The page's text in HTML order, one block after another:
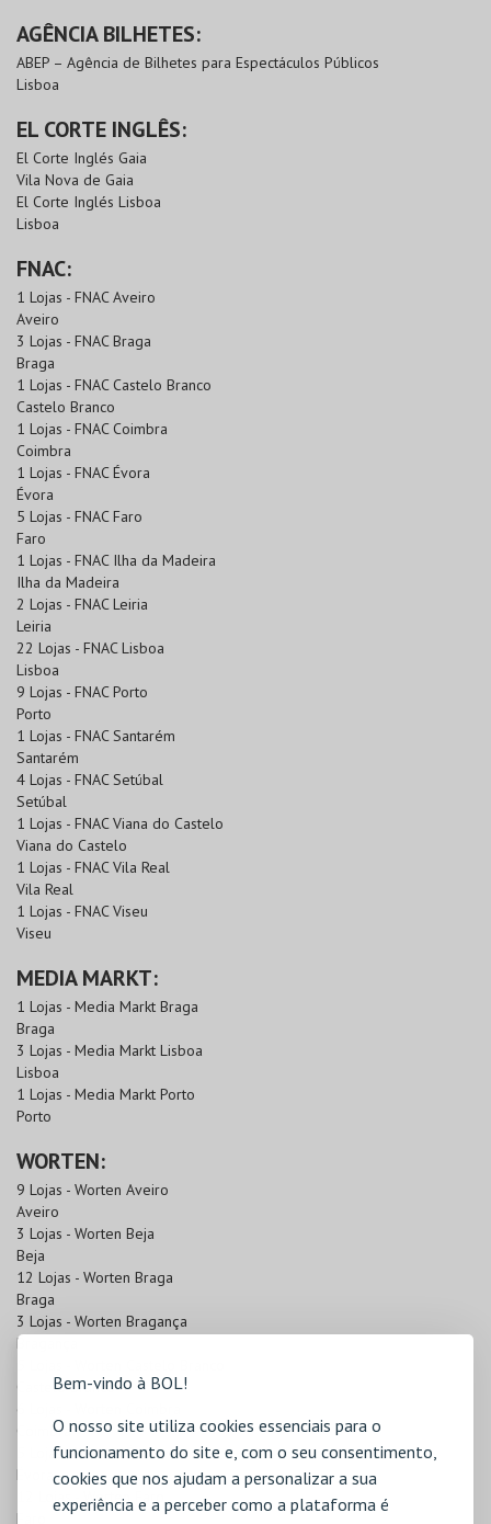
Bem-vindo à BOL!
O nosso site utiliza cookies essenciais para o
funcionamento do site e, com o seu consentimento,
cookies que nos ajudam a personalizar a sua
experiência e a perceber como a plataforma é
AGÊNCIA BILHETES:
ABEP – Agência de Bilhetes para Espectáculos Públicos
Lisboa
EL CORTE INGLÊS:
El Corte Inglés Gaia
Vila Nova de Gaia
El Corte Inglés Lisboa
Lisboa
FNAC:
1 Lojas - FNAC Aveiro
Aveiro
3 Lojas - FNAC Braga
Braga
1 Lojas - FNAC Castelo Branco
Castelo Branco
1 Lojas - FNAC Coimbra
Coimbra
1 Lojas - FNAC Évora
Évora
5 Lojas - FNAC Faro
Faro
1 Lojas - FNAC Ilha da Madeira
Ilha da Madeira
2 Lojas - FNAC Leiria
Leiria
22 Lojas - FNAC Lisboa
Lisboa
9 Lojas - FNAC Porto
Porto
1 Lojas - FNAC Santarém
Santarém
4 Lojas - FNAC Setúbal
Setúbal
1 Lojas - FNAC Viana do Castelo
Viana do Castelo
1 Lojas - FNAC Vila Real
Vila Real
1 Lojas - FNAC Viseu
Viseu
MEDIA MARKT:
1 Lojas - Media Markt Braga
Braga
3 Lojas - Media Markt Lisboa
Lisboa
1 Lojas - Media Markt Porto
Porto
WORTEN:
9 Lojas - Worten Aveiro
Aveiro
3 Lojas - Worten Beja
Beja
12 Lojas - Worten Braga
Braga
3 Lojas - Worten Bragança
Bragança
Castelo Branco
Coimbra
5 Lojas - Worten Évora
Évora
12 Lojas - Worten Faro
Faro